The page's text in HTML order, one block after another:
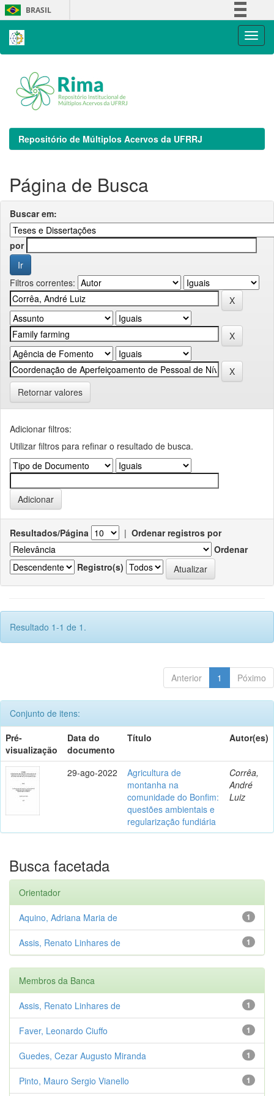
Skip
navigation
BRASIL
Repositório de Múltiplos Acervos da UFRRJ
Página de Busca
Buscar em:
por
Filtros correntes:
Retornar valores
Adicionar filtros:
Utilizar filtros para refinar o resultado de busca.
Resultados/Página | Ordenar registros por
Ordenar
Registro(s)
Resultado 1-1 de 1.
Anterior 1 Póximo
Conjunto de itens:
Pré-
visualização
Data do
documento
Título Autor(es)
29-ago-2022
Agricultura de
montanha na
comunidade do Bonfim:
questões ambientais e
regularização fundiária
Corrêa,
André
Luiz
Busca facetada
Orientador
1
Aquino, Adriana Maria de
1
Assis, Renato Linhares de
Membros da Banca
1
Assis, Renato Linhares de
1
Faver, Leonardo Ciuffo
1
Guedes, Cezar Augusto Miranda
1
Pinto, Mauro Sergio Vianello